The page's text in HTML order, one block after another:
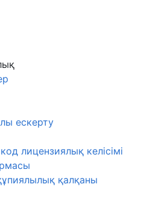
ескерту
лицензиялық келісімі
қалқаны